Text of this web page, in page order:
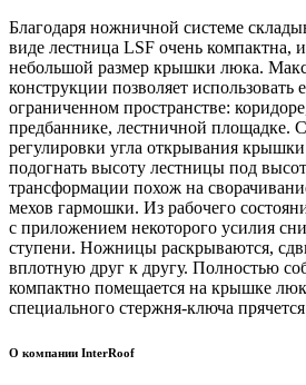
Благодаря ножничной системе
виде лестница LSF очень компактна,
небольшой размер крышки люка.
конструкции позволяет использовать
ограниченном пространстве:
предбаннике, лестничной площадке.
регулировки угла открывания
подогнать высоту лестницы под
трансформации похож на
мехов гармошки. Из рабочего
с приложением некоторого усилия
ступени. Ножницы раскрываются,
вплотную друг к другу. Полностью
компактно помещается на крышке
специального стержня-ключа
О компании InterRoof